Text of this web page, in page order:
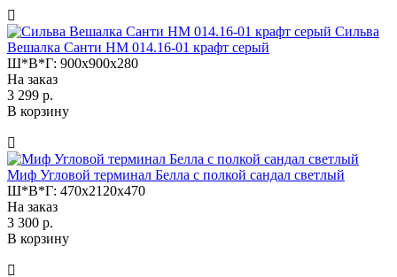
Сильва
Вешалка Санти НМ 014.16-01 крафт серый
Ш*В*Г: 900x900x280
На заказ
3 299 р.
В корзину
Миф Угловой терминал Белла с полкой сандал светлый
Ш*В*Г: 470x2120x470
На заказ
3 300 р.
В корзину